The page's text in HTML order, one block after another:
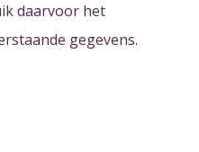
daarvoor het
gegevens.